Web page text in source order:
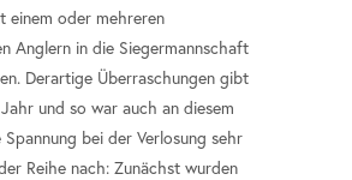
einem oder mehreren
Anglern in die Siegermannschaft
Derartige Überraschungen gibt
und so war auch an diesem
bei der Verlosung sehr
Reihe nach: Zunächst wurden